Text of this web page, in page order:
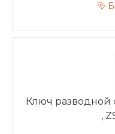
Ключ разводной
,